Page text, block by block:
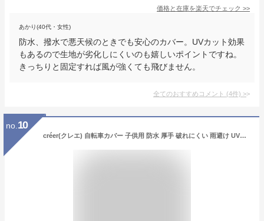
価格と在庫を楽天でチェック >>
あかり(40代・女性)
防水、撥水で悪天候のときでも安心のカバー。UVカット効果
もあるので生地が劣化しにくいのも嬉しいポイントですね。
きっちりと固定すれば風が強くても飛びません。
全てのおすすめコメント (4件) >
no. 10
créer(クレエ) 自転車カバー 子供用 防水 厚手 破れにくい 雨避け UV加工 盗難防止 210D (子供用タイプ)